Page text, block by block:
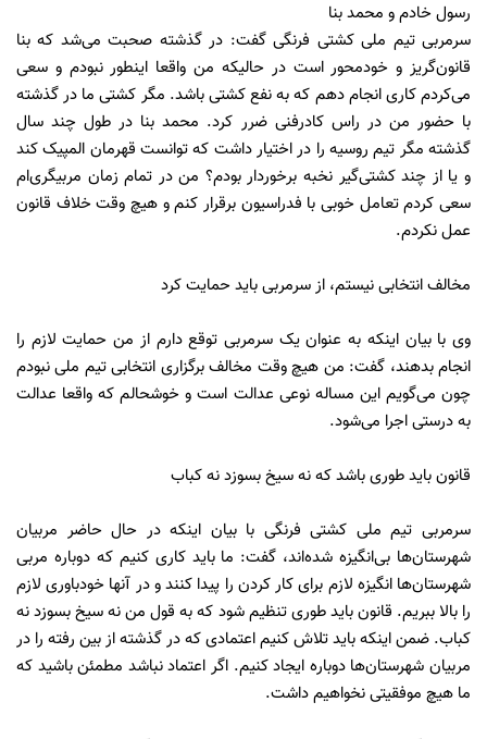
رسول خادم و محمد بنا
سرمربی تیم ملی کشتی فرنگی گفت: در گذشته صحبت می‌شد که بنا
قانون‌گریز و خودمحور است در حالیکه من واقعا اینطور نبودم و سعی
می‌کردم کاری انجام دهم که به نفع کشتی باشد. مگر کشتی ما در گذشته
با حضور من در راس کادرفنی ضرر کرد. محمد بنا در طول چند سال
گذشته مگر تیم روسیه را در اختیار داشت که توانست قهرمان المپیک کند
و یا از چند کشتی‌گیر نخبه برخوردار بودم؟ من در تمام زمان مربیگری‌ام
سعی کردم تعامل خوبی با فدراسیون برقرار کنم و هیچ وقت خلاف قانون
عمل نکردم.
مخالف انتخابی نیستم، از سرمربی باید حمایت کرد
وی با بیان اینکه به عنوان یک سرمربی توقع دارم از من حمایت لازم را
انجام بدهند، گفت: من هیچ وقت مخالف برگزاری انتخابی تیم ملی نبودم
چون می‌گویم این مساله نوعی عدالت است و خوشحالم که واقعا عدالت
به درستی اجرا می‌شود.
قانون باید طوری باشد که نه سیخ بسوزد نه کباب
سرمربی تیم ملی کشتی فرنگی با بیان اینکه در حال حاضر مربیان
شهرستان‌ها بی‌انگیزه شده‌اند، گفت: ما باید کاری کنیم که دوباره مربی
شهرستان‌ها انگیزه لازم برای کار کردن را پیدا کنند و در آنها خودباوری لازم
را بالا ببریم. قانون باید طوری تنظیم شود که به قول من نه سیخ بسوزد نه
کباب. ضمن اینکه باید تلاش کنیم اعتمادی که در گذشته از بین رفته را در
مربیان شهرستان‌ها دوباره ایجاد کنیم. اگر اعتماد نباشد مطمئن باشید که
ما هیچ موفقیتی نخواهیم داشت.